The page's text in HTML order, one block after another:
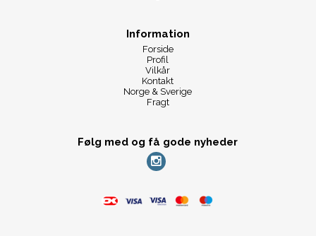
Information
Forside
Profil
Vilkår
Kontakt
Norge & Sverige
Fragt
Følg med og få gode nyheder